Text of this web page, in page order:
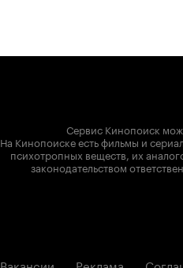
Сервис Кинопоиск
На Кинопоиске есть фильмы и
психотропных веществ, их
законодательством